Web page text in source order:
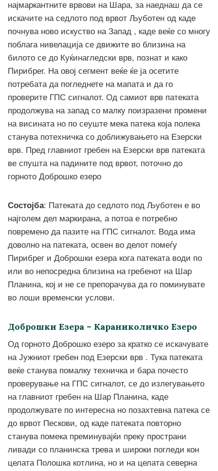
најмаркантните врвови на Шара, за наеднаш да се
искачите на седлото под врвот Љуботен од каде
почнува ново искуство на Запад , каде веќе со многу
поблага нивелација се движите во близина на
билото се до Куќинагледски врв, познат и како
Пирибрег. На овој сегмент веќе ќе ја осетите
потребата да погледнете на мапата и да го
проверите ГПС сигналот. Од самиот врв патеката
продолжува на запад со малку поизразени промени
на висината но по сеуште мека патека која полека
станува потехничка со доближувањето на Езерски
врв. Пред главниот гребен на Езерски врв патеката
ве спушта на падините под врвот, поточно до
горното Доброшко езеро
Состојба: Патеката до седлото под Љуботен е во
најголем дел маркирана, а потоа е потребно
повремено да пазите на ГПС сигналот. Вода има
доволно на патеката, освен во делот помеѓу
Пирибрег и Доброшки езера кога патеката води по
или во непосредна близина на гребенот на Шар
Планина, кој и не се препорачува да го поминувате
во лоши временски услови.
Доброшки Езера – Караниколичко Езеро
Од горното Доброшко езеро за кратко се искачувате
на Јужниот гребен под Езерски врв . Тука патеката
веќе станува помалку техничка и бара почесто
проверување на ГПС сигналот, се до излегувањето
на главниот гребен на Шар Планина, каде
продолжувате по интересна но позахтевна патека се
до врвот Пескови, од каде патеката повторно
станува помека преминувајќи преку пространи
ливади со планинска трева и широки погледи кон
целата Полошка котлина, но и на целата северна